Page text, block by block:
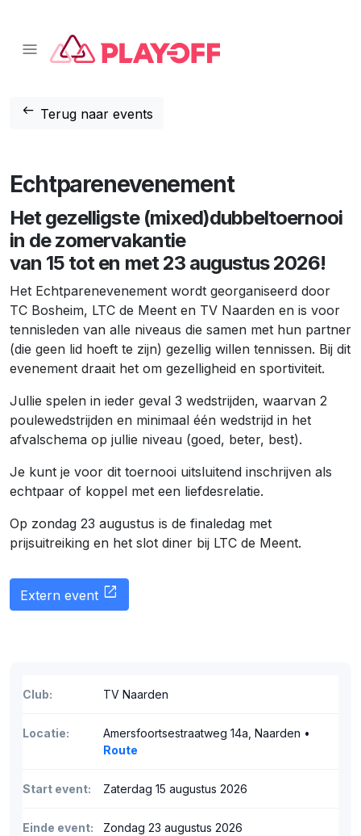
arrow_left_alt Terug naar events
Echtparenevenement
Het gezelligste (mixed)dubbeltoernooi
in de zomervakantie
van 15 tot en met 23 augustus 2026!
Het Echtparenevenement wordt georganiseerd door
TC Bosheim, LTC de Meent en TV Naarden en is voor
tennisleden van alle niveaus die samen met hun partner
(die geen lid hoeft te zijn) gezellig willen tennissen. Bij dit
evenement draait het om gezelligheid en sportiviteit.
Jullie spelen in ieder geval 3 wedstrijden, waarvan 2
poulewedstrijden en minimaal één wedstrijd in het
afvalschema op jullie niveau (goed, beter, best).
Je kunt je voor dit toernooi uitsluitend inschrijven als
echtpaar of koppel met een liefdesrelatie.
Op zondag 23 augustus is de finaledag met
prijsuitreiking en het slot diner bij LTC de Meent.
Extern event open_in_new
Club: TV Naarden
Locatie:
Amersfoortsestraatweg 14a, Naarden •
Route
Start event: Zaterdag 15 augustus 2026
Einde event: Zondag 23 augustus 2026